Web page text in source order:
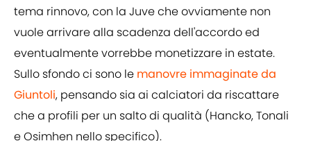
tema rinnovo, con la Juve che ovviamente non
vuole arrivare alla scadenza dell'accordo ed
eventualmente vorrebbe monetizzare in estate.
Sullo sfondo ci sono le manovre immaginate da
Giuntoli, pensando sia ai calciatori da riscattare
che a profili per un salto di qualità (Hancko, Tonali
e Osimhen nello specifico).